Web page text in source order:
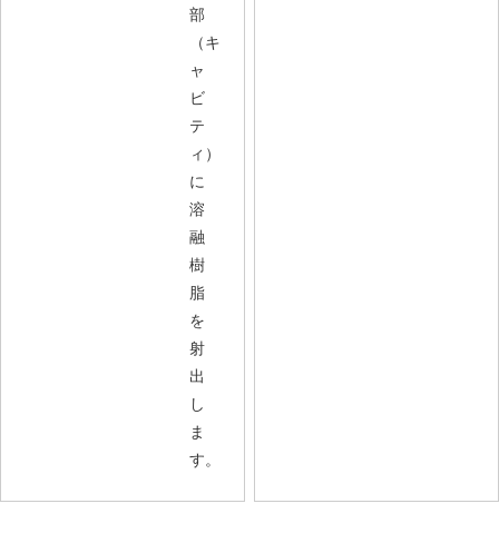
部
（キ
ャ
ビ
テ
ィ）
に
溶
融
樹
脂
を
射
出
し
ま
す。